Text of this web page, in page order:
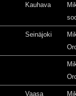
Kauhava
Seinäjoki
Vaasa